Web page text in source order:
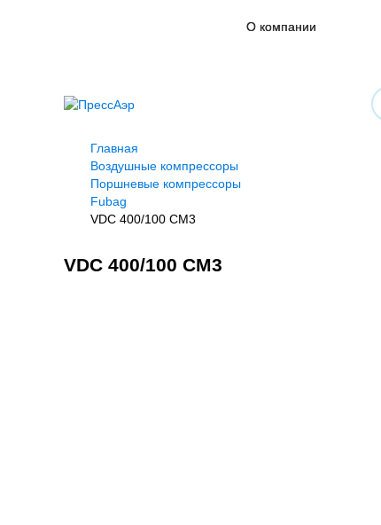
О компании
Главная
Воздушные компрессоры
Поршневые компрессоры
Fubag
VDC 400/100 CM3
VDC 400/100 CM3